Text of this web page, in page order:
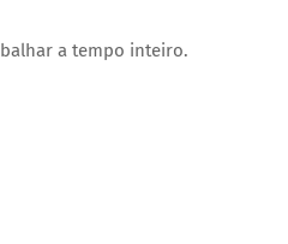
a tempo inteiro.